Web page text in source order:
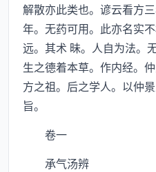
解散亦此类也。谚云看方
年。无药可用。此亦名实
远。其术 昧。人自为法。
生之德着本草。作内经。
方之祖。后之学人。以仲
旨。
卷一
承气汤辨